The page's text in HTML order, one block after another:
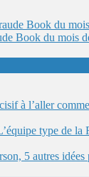
Book du
Book du mois
à l’aller
type de la
5 autres